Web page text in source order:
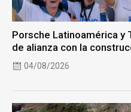
Porsche Latinoamérica y
de alianza con la
04/08/2026